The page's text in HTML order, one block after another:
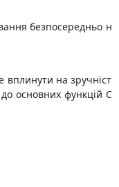
безпосередньо н
на зручніст
основних функцій С